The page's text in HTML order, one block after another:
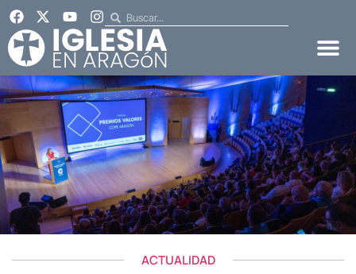
ACTUALIDAD